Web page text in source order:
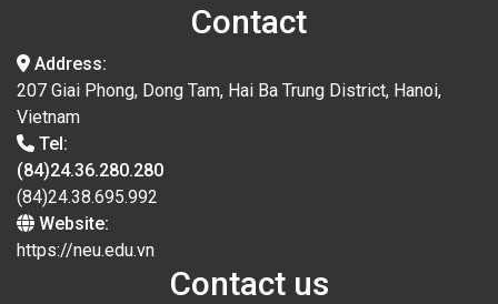
Contact
Address:
207 Giai Phong, Dong Tam, Hai Ba Trung District, Hanoi,
Vietnam
Tel:
(84)24.36.280.280
(84)24.38.695.992
Website:
https://neu.edu.vn
Contact us